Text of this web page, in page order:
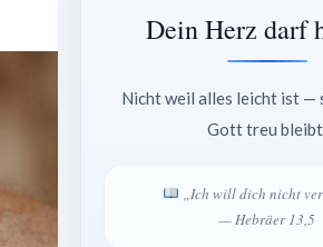
Dein Herz darf
Nicht weil alles leicht ist —
Gott treu bleibt.
„Ich will dich nicht
— Hebräer 13,5